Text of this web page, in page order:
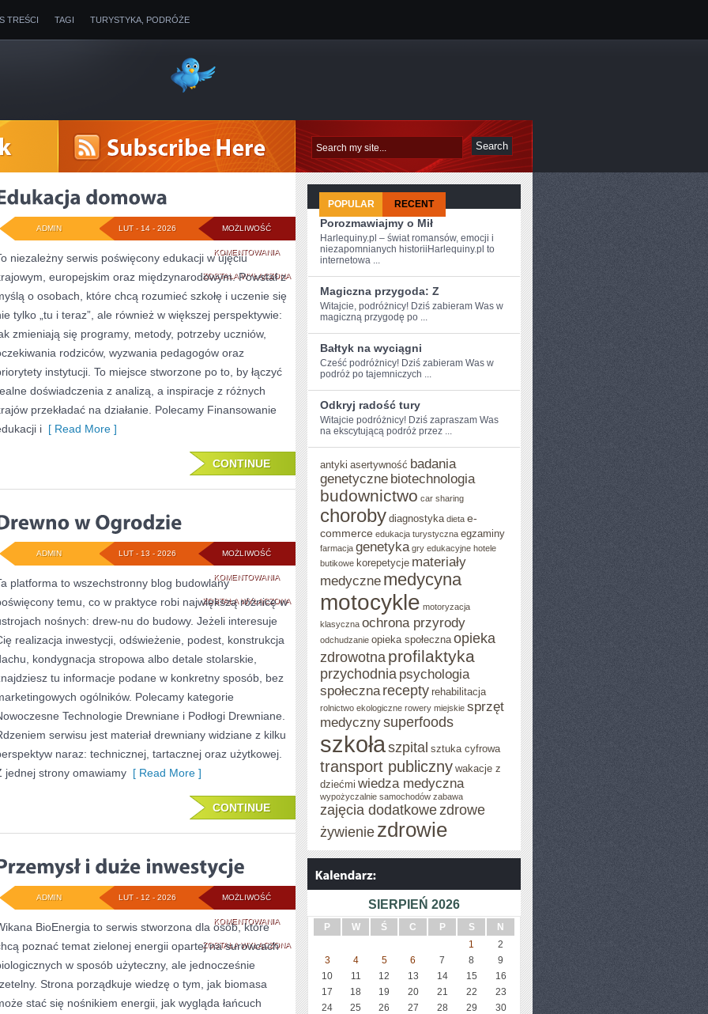
TREŚCI TAGI TURYSTYKA, PODRÓŻE
MOŻLIWOŚĆ
KOMENTOWANIAEDUKACJA
DOMOWA
ZOSTAŁA WYŁĄCZONA
LUT - 14 - 2026
ADMIN
niezależny serwis poświęcony edukacji w ujęciu
europejskim oraz międzynarodowym. Powstał z
o osobach, które chcą rozumieć szkołę i uczenie się
tylko „tu i teraz”, ale również w większej perspektywie:
zmieniają się programy, metody, potrzeby uczniów,
rodziców, wyzwania pedagogów oraz
instytucji. To miejsce stworzone po to, by łączyć
doświadczenia z analizą, a inspiracje z różnych
przekładać na działanie. Polecamy Finansowanie
i [ Read More ]
CONTINUE
MOŻLIWOŚĆ
KOMENTOWANIADREWNO
W
OGRODZIE
ZOSTAŁA WYŁĄCZONA
LUT - 13 - 2026
ADMIN
platforma to wszechstronny blog budowlany
temu, co w praktyce robi największą różnicę w
nośnych: drew-nu do budowy. Jeżeli interesuje
realizacja inwestycji, odświeżenie, podest, konstrukcja
kondygnacja stropowa albo detale stolarskie,
tu informacje podane w konkretny sposób, bez
ogólników. Polecamy kategorie
Technologie Drewniane i Podłogi Drewniane.
serwisu jest materiał drewniany widziane z kilku
naraz: technicznej, tartacznej oraz użytkowej.
jednej strony omawiamy [ Read More ]
CONTINUE
MOŻLIWOŚĆ
KOMENTOWANIAPRZEMYSŁ
I
DUŻE
INWESTYCJE
ZOSTAŁA WYŁĄCZONA
LUT - 12 - 2026
ADMIN
BioEnergia to serwis stworzona dla osób, które
poznać temat zielonej energii opartej na surowcach
w sposób użyteczny, ale jednocześnie
Strona porządkuje wiedzę o tym, jak biomasa
stać się nośnikiem energii, jak wygląda łańcuch
POPULAR RECENT
Porozmawiajmy o Mił
Harlequiny.pl – świat romansów, emocji i
niezapomnianych historiiHarlequiny.pl to
internetowa ...
Magiczna przygoda: Z
Witajcie, podróżnicy! Dziś‍ zabieram Was w
magiczną ⁤przygodę ‌po ...
Bałtyk na wyciągni
Cześć podróżnicy! ​Dziś​ zabieram Was w
‌podróż po⁣ tajemniczych ...
Odkryj radość tury
Witajcie podróżnicy! Dziś zapraszam Was
na ekscytującą podróż przez ...
antyki asertywność badania
genetyczne biotechnologia
budownictwo car sharing
choroby diagnostyka dieta e-
commerce edukacja turystyczna egzaminy
farmacja genetyka gry edukacyjne hotele
butikowe korepetycje materiały
medyczne medycyna
motocykle motoryzacja
klasyczna ochrona przyrody
odchudzanie opieka społeczna opieka
zdrowotna profilaktyka
przychodnia psychologia
społeczna recepty rehabilitacja
rolnictwo ekologiczne rowery miejskie sprzęt
medycznysuperfoods
szkołaszpital sztuka cyfrowa
transport publiczny wakacje z
dziećmi wiedza medyczna
wypożyczalnie samochodów zabawa
zajęcia dodatkowezdrowe
żywienie zdrowie
SIERPIEŃ 2026
P W Ś C P S
N
1
2
3
4 5 6 7 8
9
10
11 12 13 14 15
16
17
18 19 20 21 22
23
24
25 26 27 28 29
30